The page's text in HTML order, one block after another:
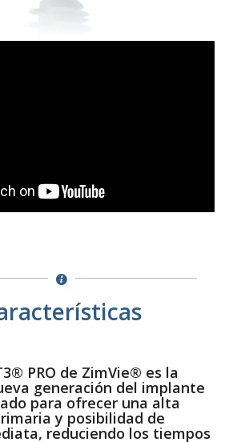
PRO de ZimVie® es la
generación del implante
para ofrecer una alta
y posibilidad de
reduciendo los tiempos